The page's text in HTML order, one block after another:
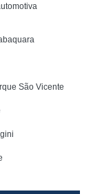
São Vicente